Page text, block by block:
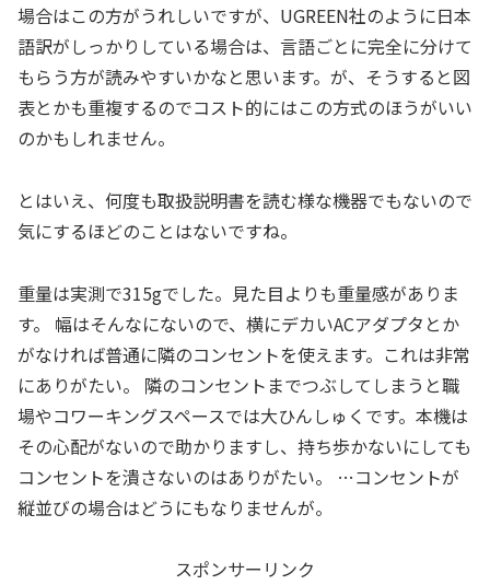
場合はこの方がうれしいですが、UGREEN社のように日本
語訳がしっかりしている場合は、言語ごとに完全に分けて
もらう方が読みやすいかなと思います。が、そうすると図
表とかも重複するのでコスト的にはこの方式のほうがいい
のかもしれません。
とはいえ、何度も取扱説明書を読む様な機器でもないので
気にするほどのことはないですね。
重量は実測で315gでした。見た目よりも重量感がありま
す。 幅はそんなにないので、横にデカいACアダプタとか
がなければ普通に隣のコンセントを使えます。これは非常
にありがたい。 隣のコンセントまでつぶしてしまうと職
場やコワーキングスペースでは大ひんしゅくです。本機は
その心配がないので助かりますし、持ち歩かないにしても
コンセントを潰さないのはありがたい。 …コンセントが
縦並びの場合はどうにもなりませんが。
スポンサーリンク